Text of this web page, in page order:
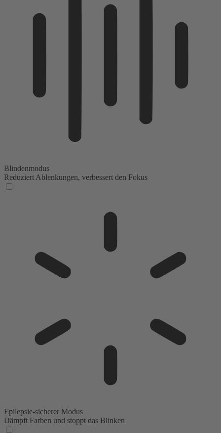
Blindenmodus
Reduziert Ablenkungen, verbessert den Fokus
Epilepsie-sicherer Modus
Dämpft Farben und stoppt das Blinken